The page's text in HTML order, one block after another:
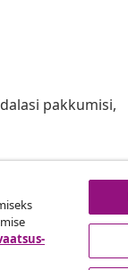
pakkumisi,
taganemine